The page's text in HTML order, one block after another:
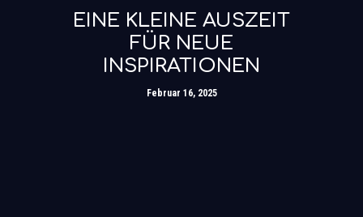
EINE KLEINE AUSZEIT
FÜR NEUE
INSPIRATIONEN
Februar 16, 2025